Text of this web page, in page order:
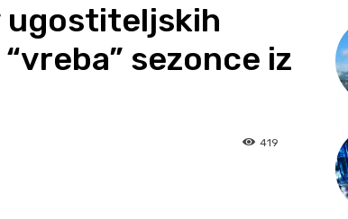
ugostiteljskih
sezonce iz
419